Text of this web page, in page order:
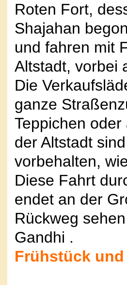
Roten Fort,
Shajahan
und fahren mit
Altstadt, vorbei
Die
ganze
Teppichen
der Altstadt
vorbehalten,
Diese Fahrt
endet an der
Rückweg
Gandhi .
Frühstück